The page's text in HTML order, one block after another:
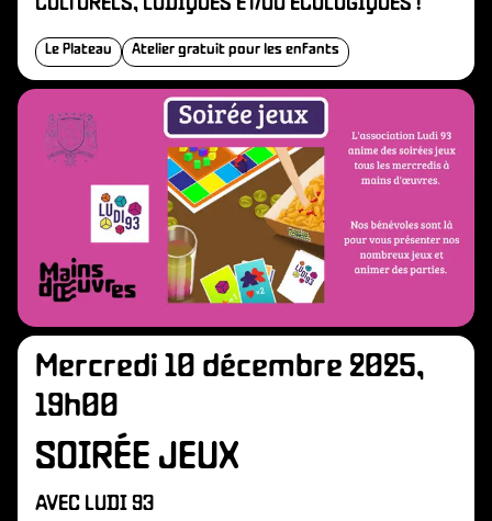
Le Plateau Atelier gratuit pour les enfants
Mercredi 10 décembre 2025,
19h00
SOIRÉE JEUX
AVEC LUDI 93